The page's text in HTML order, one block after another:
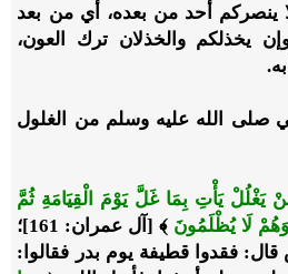
ينصركم أحد من بعده، أي من بعد
يخذلكم والخذلان ترك العون،
صلى الله عليه وسلم من الغلول
يَغْلُلْ يَأْتِ بِمَا غَلَّ يَوْمَ الْقِيَامَةِ ثُمَّ
لَا يُظْلَمُونَ
﴾ [آل عمران: 161]؛
فقدوا قطيفة يوم بدر فقالوا: